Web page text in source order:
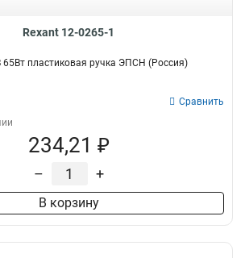
Rexant 12-0265-1
пластиковая ручка ЭПСН (Россия)
Сравнить
234,21 ₽
– +
В корзину